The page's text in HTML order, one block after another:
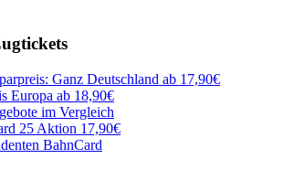
Ganz Deutschland ab 17,90€
Europa ab 18,90€
im Vergleich
25 Aktion 17,90€
BahnCard